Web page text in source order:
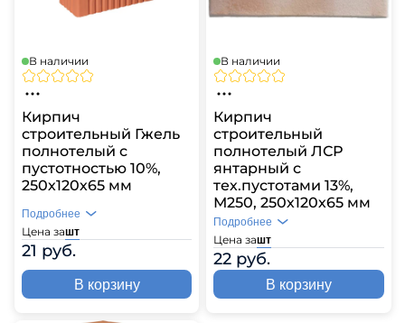
В наличии
Кирпич
строительный Гжель
полнотелый с
пустотностью 10%,
250х120х65 мм
Цена зашт
21 руб.
Подробнее
В корзину
В наличии
Кирпич
строительный
полнотелый ЛСР
янтарный с
тех.пустотами 13%,
М250, 250х120х65 мм
Цена зашт
22 руб.
Подробнее
В корзину